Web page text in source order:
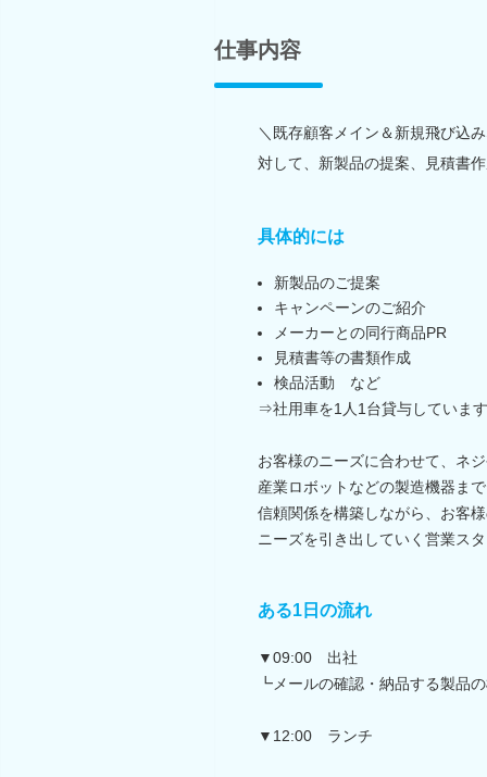
仕事内容
＼既存顧客メイン＆新規飛び込
対して、新製品の提案、見積書
具体的には
新製品のご提案
キャンペーンのご紹介
メーカーとの同行商品PR
見積書等の書類作成
検品活動 など
⇒社用車を1人1台貸与していま
お客様のニーズに合わせて、ネ
産業ロボットなどの製造機器ま
信頼関係を構築しながら、お客
ニーズを引き出していく営業ス
ある1日の流れ
▼09:00 出社
┗メールの確認・納品する製品
▼12:00 ランチ